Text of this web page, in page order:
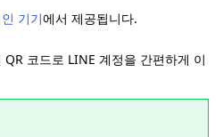
기기에서 제공됩니다.
코드로 LINE 계정을 간편하게 이